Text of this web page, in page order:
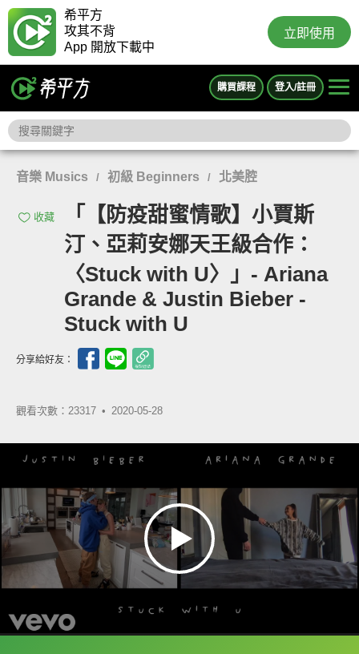
希平方
攻其不背
App 開放下載中
立即使用
購買課程 登入/註冊
音樂 Musics / 初級 Beginners / 北美腔
收藏
「【防疫甜蜜情歌】小賈斯
汀、亞莉安娜天王級合作：
〈Stuck with U〉」- Ariana
Grande & Justin Bieber -
Stuck with U
分享給好友：
觀看次數：23317 • 2020-05-28